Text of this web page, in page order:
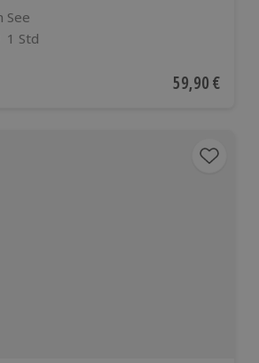
See
1 Std
Aktueller
59,90 €